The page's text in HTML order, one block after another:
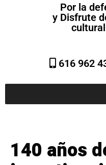
Por la
y Disfrute
616 962
140 años